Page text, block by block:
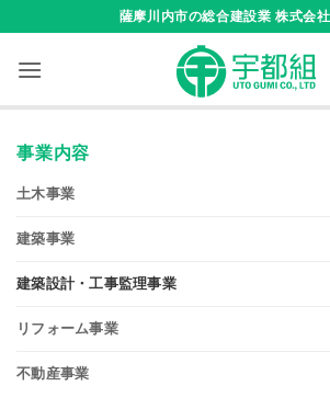
content
薩摩川内市の総合建設業 株式会
事業内容
土木事業
建築事業
建築設計・工事監理事業
リフォーム事業
不動産事業